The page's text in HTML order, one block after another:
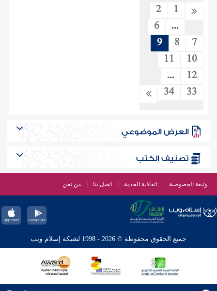
1
2
...
6
7
8
9
10
11
12
...
33
34
العرض الموضوعي
تصنيف الكتب
وثيقة الخصوصية اتفاقية الخدمة اتصل بنا من نحن
جميع الحقوق محفوظة © 2026 - 1998 لشبكة إسلام ويب